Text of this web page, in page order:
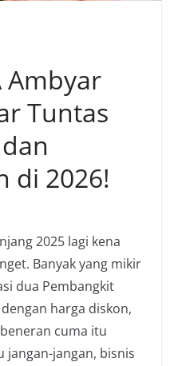
Ambyar
Tuntas
di 2026!
2025 lagi kena
Banyak yang mikir
dua Pembangkit
harga diskon,
cuma itu
jangan-jangan, bisnis